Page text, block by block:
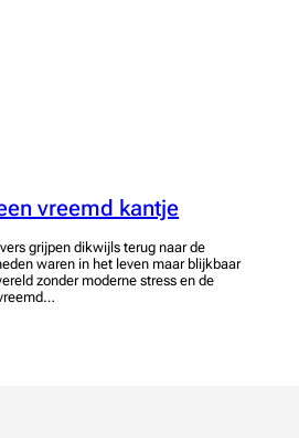
vreemd kantje
grijpen dikwijls terug naar de
waren in het leven maar blijkbaar
zonder moderne stress en de